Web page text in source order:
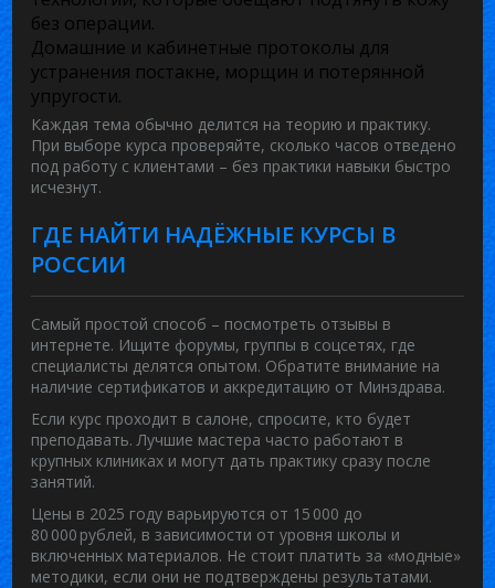
без операции.
Домашние и кабинетные протоколы для
устранения постакне, морщин и потерянной
упругости.
Каждая тема обычно делится на теорию и практику.
При выборе курса проверяйте, сколько часов отведено
под работу с клиентами – без практики навыки быстро
исчезнут.
ГДЕ НАЙТИ НАДЁЖНЫЕ КУРСЫ В
РОССИИ
Самый простой способ – посмотреть отзывы в
интернете. Ищите форумы, группы в соцсетях, где
специалисты делятся опытом. Обратите внимание на
наличие сертификатов и аккредитацию от Минздрава.
Если курс проходит в салоне, спросите, кто будет
преподавать. Лучшие мастера часто работают в
крупных клиниках и могут дать практику сразу после
занятий.
Цены в 2025 году варьируются от 15 000 до
80 000 рублей, в зависимости от уровня школы и
включенных материалов. Не стоит платить за «модные»
методики, если они не подтверждены результатами.